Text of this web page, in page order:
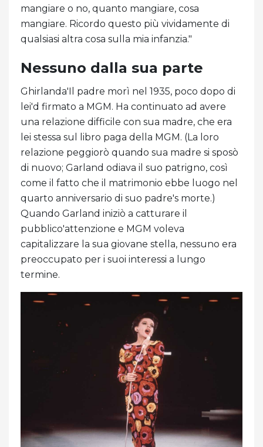
mangiare o no, quanto mangiare, cosa
mangiare. Ricordo questo più vividamente di
qualsiasi altra cosa sulla mia infanzia."
Nessuno dalla sua parte
Ghirlanda'Il padre morì nel 1935, poco dopo di
lei'd firmato a MGM. Ha continuato ad avere
una relazione difficile con sua madre, che era
lei stessa sul libro paga della MGM. (La loro
relazione peggiorò quando sua madre si sposò
di nuovo; Garland odiava il suo patrigno, così
come il fatto che il matrimonio ebbe luogo nel
quarto anniversario di suo padre's morte.)
Quando Garland iniziò a catturare il
pubblico'attenzione e MGM voleva
capitalizzare la sua giovane stella, nessuno era
preoccupato per i suoi interessi a lungo
termine.